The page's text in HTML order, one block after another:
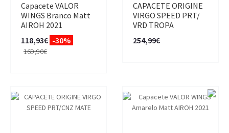
Capacete VALOR
WINGS Branco Matt
AIROH 2021
118,93€ -30%
169,90€
CAPACETE ORIGINE
VIRGO SPEED PRT/
VRD TROPA
254,99€